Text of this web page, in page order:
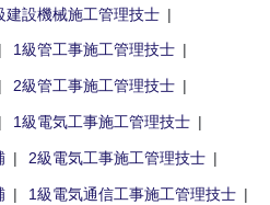
建設機械施工管理技士
1級管工事施工管理技士
2級管工事施工管理技士
1級電気工事施工管理技士
2級電気工事施工管理技士
1級電気通信工事施工管理技士